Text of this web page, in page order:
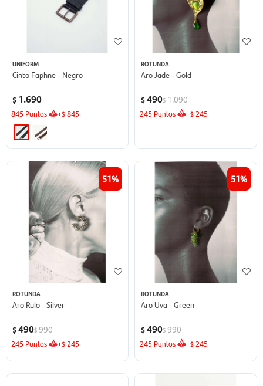
UNIFORM
Cinto Faphne - Negro
$ 1.690
845 Puntos +$845
ROTUNDA
Aro Jade - Gold
$490$1.090
245 Puntos +$ 245
51
ROTUNDA
Aro Rulo - Silver
$490$990
245 Puntos +$ 245
51
ROTUNDA
Aro Uva - Green
$490$990
245 Puntos +$ 245